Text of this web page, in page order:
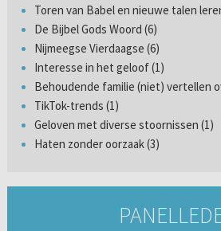
Toren van Babel en nieuwe talen
De Bijbel Gods Woord (6)
Nijmeegse Vierdaagse (6)
Interesse in het geloof (1)
Behoudende familie (niet) vertellen
TikTok-trends (1)
Geloven met diverse stoornissen (1)
Haten zonder oorzaak (3)